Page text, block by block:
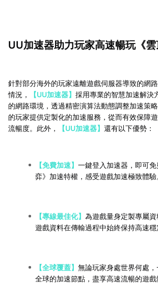
UU加速器助力玩家高速暢玩《雲
針對部分海外的玩家遠離遊戲伺服器導致的網
情況，
【UU加速器】 採用專業的智慧加速解決
的網路環境，透過精密演算法動態調整加速策
的玩家提供定製化的加速服務，從而有效保障
流暢度。此外，
【UU加速器】 還有以下優勢：
【免費加速】 一鍵登入加速器，即可
弈》加速特權，感受遊戲加速極致體驗
【專線最佳化】 為遊戲量身定製專屬
遊戲資料在傳輸過程中始終保持高速穩
【全球覆蓋】 無論玩家身處世界何處
全球的加速節點，盡享高速流暢的遊戲